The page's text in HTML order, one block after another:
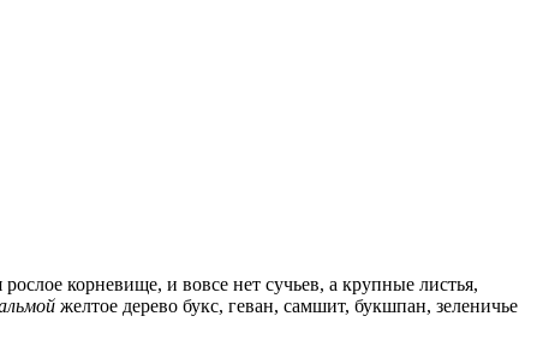
корневище, и вовсе нет сучьев, а крупные листья,
желтое дерево букс, геван, самшит, букшпан, зеленичье